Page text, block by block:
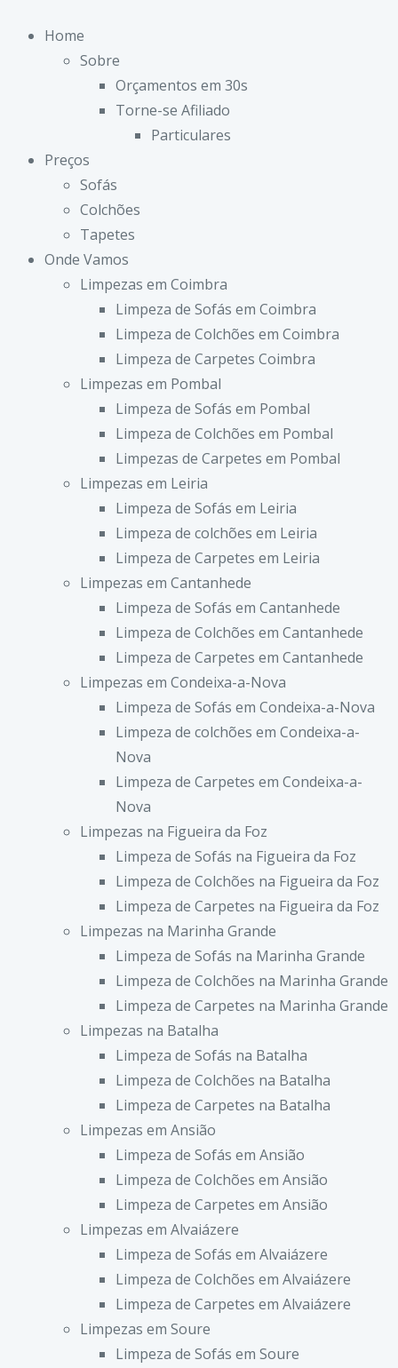
Home
Sobre
Orçamentos em 30s
Torne-se Afiliado
Particulares
Preços
Sofás
Colchões
Tapetes
Onde Vamos
Limpezas em Coimbra
Limpeza de Sofás em Coimbra
Limpeza de Colchões em Coimbra
Limpeza de Carpetes Coimbra
Limpezas em Pombal
Limpeza de Sofás em Pombal
Limpeza de Colchões em Pombal
Limpezas de Carpetes em Pombal
Limpezas em Leiria
Limpeza de Sofás em Leiria
Limpeza de colchões em Leiria
Limpeza de Carpetes em Leiria
Limpezas em Cantanhede
Limpeza de Sofás em Cantanhede
Limpeza de Colchões em Cantanhede
Limpeza de Carpetes em Cantanhede
Limpezas em Condeixa-a-Nova
Limpeza de Sofás em Condeixa-a-Nova
Limpeza de colchões em Condeixa-a-
Nova
Limpeza de Carpetes em Condeixa-a-
Nova
Limpezas na Figueira da Foz
Limpeza de Sofás na Figueira da Foz
Limpeza de Colchões na Figueira da Foz
Limpeza de Carpetes na Figueira da Foz
Limpezas na Marinha Grande
Limpeza de Sofás na Marinha Grande
Limpeza de Colchões na Marinha Grande
Limpeza de Carpetes na Marinha Grande
Limpezas na Batalha
Limpeza de Sofás na Batalha
Limpeza de Colchões na Batalha
Limpeza de Carpetes na Batalha
Limpezas em Ansião
Limpeza de Sofás em Ansião
Limpeza de Colchões em Ansião
Limpeza de Carpetes em Ansião
Limpezas em Alvaiázere
Limpeza de Sofás em Alvaiázere
Limpeza de Colchões em Alvaiázere
Limpeza de Carpetes em Alvaiázere
Limpezas em Soure
Limpeza de Sofás em Soure